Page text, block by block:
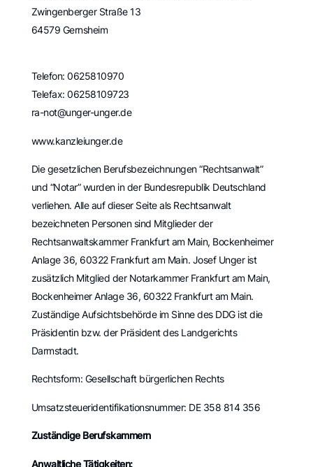
Zwingenberger Straße 13
64579 Gernsheim
Telefon: 0625810970
Telefax: 06258109723
ra-not@unger-unger.de
www.kanzleiunger.de
Die gesetzlichen Berufsbezeichnungen “Rechtsanwalt”
und “Notar” wurden in der Bundesrepublik Deutschland
verliehen. Alle auf dieser Seite als Rechtsanwalt
bezeichneten Personen sind Mitglieder der
Rechtsanwaltskammer Frankfurt am Main, Bockenheimer
Anlage 36, 60322 Frankfurt am Main. Josef Unger ist
zusätzlich Mitglied der Notarkammer Frankfurt am Main,
Bockenheimer Anlage 36, 60322 Frankfurt am Main.
Zuständige Aufsichtsbehörde im Sinne des DDG ist die
Präsidentin bzw. der Präsident des Landgerichts
Darmstadt.
Rechtsform: Gesellschaft bürgerlichen Rechts
Umsatzsteueridentifikationsnummer: DE 358 814 356
Zuständige Berufskammern
Anwaltliche Tätigkeiten: